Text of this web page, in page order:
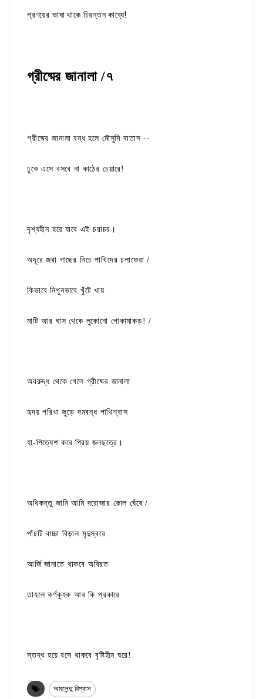
প্রণয়ের ভাষা থাকে চিরন্তন কাব্যে!
গ্রীষ্মের জানালা /৭
গ্রীষ্মের জানালা বন্ধ হলে মৌসুমি বাতাস --
ঢুকে এসে বসবে না কাঠের চেয়ারে!
দৃশ্যহীন হয়ে যাবে এই চরাচর।
অদূরে জবা গাছের নিচে পাখিদের চলাফেরা /
কিভাবে নিপুনভাবে খুঁটে খায়
মাটি আর ঘাস থেকে লুকোনো পোকামাকড়! /
অবরুদ্ধ থেকে গেলে গ্রীষ্মের জানালা
হৃদয় পরিখা জুড়ে দমবন্ধ পাখিশ্বাস
হা-পিত্যেশ করে প্রিয় জলছত্রে।
অধিকন্তু জানি আমি দরোজার কোল ঘেঁষে /
পাঁচটি বাচ্চা বিড়াল মৃদুস্বরে
আর্জি জানাতে থাকবে অবিরত
তাহলে কর্ণকুহক আর কি প্রকারে
স্তদ্ধ হয়ে বসে থাকবে বৃষ্টিহীন ঘরে!
অমলেন্দু বিশ্বাস